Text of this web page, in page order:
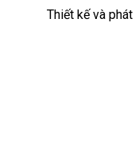
Thiết kế và